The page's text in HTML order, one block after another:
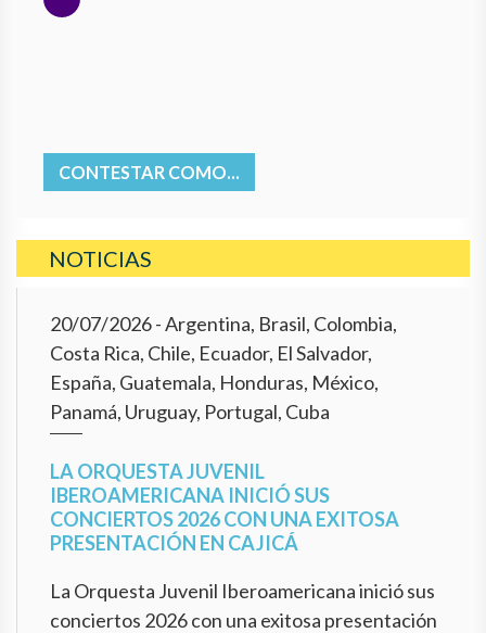
CONTESTAR COMO...
NOTICIAS
20/07/2026- Argentina, Brasil, Colombia,
Costa Rica, Chile, Ecuador, El Salvador,
España, Guatemala, Honduras, México,
Panamá, Uruguay, Portugal, Cuba
LA ORQUESTA JUVENIL
IBEROAMERICANA INICIÓ SUS
CONCIERTOS 2026 CON UNA EXITOSA
PRESENTACIÓN EN CAJICÁ
La Orquesta Juvenil Iberoamericana inició sus
conciertos 2026 con una exitosa presentación